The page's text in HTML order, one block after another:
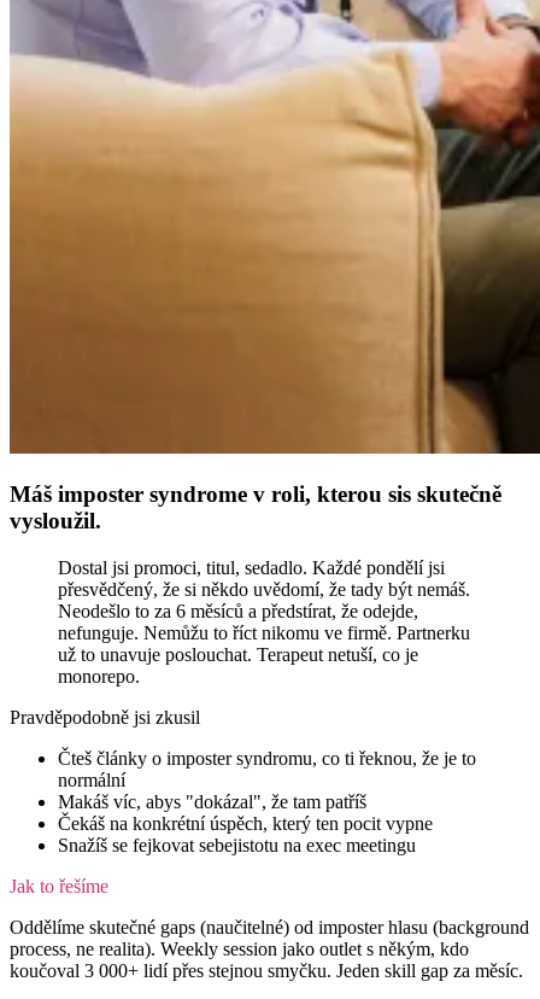
Máš imposter syndrome v roli, kterou sis skutečně
vysloužil.
Dostal jsi promoci, titul, sedadlo. Každé pondělí jsi
přesvědčený, že si někdo uvědomí, že tady být nemáš.
Neodešlo to za 6 měsíců a předstírat, že odejde,
nefunguje. Nemůžu to říct nikomu ve firmě. Partnerku
už to unavuje poslouchat. Terapeut netuší, co je
monorepo.
Pravděpodobně jsi zkusil
Čteš články o imposter syndromu, co ti řeknou, že je to
normální
Makáš víc, abys "dokázal", že tam patříš
Čekáš na konkrétní úspěch, který ten pocit vypne
Snažíš se fejkovat sebejistotu na exec meetingu
Jak to řešíme
Oddělíme skutečné gaps (naučitelné) od imposter hlasu (background
process, ne realita). Weekly session jako outlet s někým, kdo
koučoval 3 000+ lidí přes stejnou smyčku. Jeden skill gap za měsíc.